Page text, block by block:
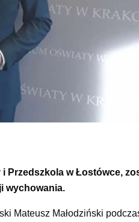
Przedszkola w Łostówce,
wychowania.
Mateusz Małodziński